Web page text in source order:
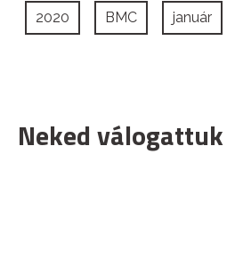
2020 BMC január
Neked válogattuk